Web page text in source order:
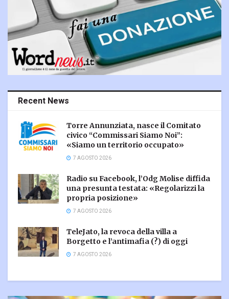
Recent News
Torre Annunziata, nasce il Comitato
civico “Commissari Siamo Noi”:
«Siamo un territorio occupato»
7 AGOSTO 2026
Radio su Facebook, l’Odg Molise diffida
una presunta testata: «Regolarizzi la
propria posizione»
7 AGOSTO 2026
TeleJato, la revoca della villa a
Borgetto e l’antimafia (?) di oggi
7 AGOSTO 2026